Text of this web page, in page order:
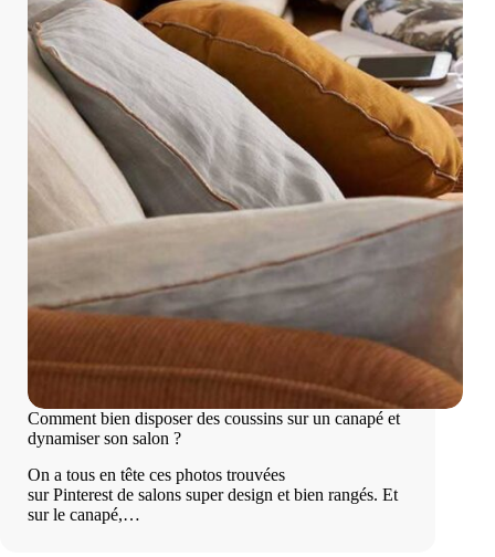
Comment bien disposer des coussins sur un canapé et
dynamiser son salon ?
On a tous en tête ces photos trouvées
sur Pinterest de salons super design et bien rangés. Et
sur le canapé,…